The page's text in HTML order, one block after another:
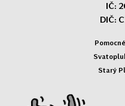
IČ:
DIČ:
Starý